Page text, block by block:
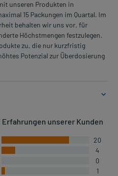
unseren Produkten in
15 Packungen im Quartal. Im
behalten wir uns vor, für
Höchstmengen festzulegen.
zu, die nur kurzfristig
Potenzial zur Überdosierung
wie:
unserer Kunden
20
4
0
1